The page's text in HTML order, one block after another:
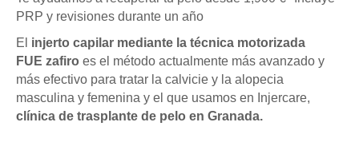
PRP y revisiones durante un año
El injerto capilar mediante la técnica motorizada
FUE zafiro es el método actualmente más avanzado y
más efectivo para tratar la calvicie y la alopecia
masculina y femenina y el que usamos en Injercare,
clínica de trasplante de pelo en Granada.